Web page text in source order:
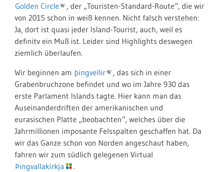
Golden Circle
, der „Touristen-Standard-Route“, die wir
von 2015 schon in weiß kennen. Nicht falsch verstehen:
Ja, dort ist quasi jeder Island-Tourist, auch, weil es
definitv ein Muß ist. Leider sind Highlights deswegen
ziemlich überlaufen.
Wir beginnen am þingvellir
, das sich in einer
Grabenbruchzone befindet und wo im Jahre 930 das
erste Parlament Islands tagte. Hier kann man das
Auseinanderdriften der amerikanischen und
eurasischen Platte „beobachten“, welches über die
Jahrmillionen imposante Felsspalten geschaffen hat. Da
wir das Ganze schon von Norden angeschaut haben,
fahren wir zum südlich gelegenen Virtual
Þingvallakirkja
.